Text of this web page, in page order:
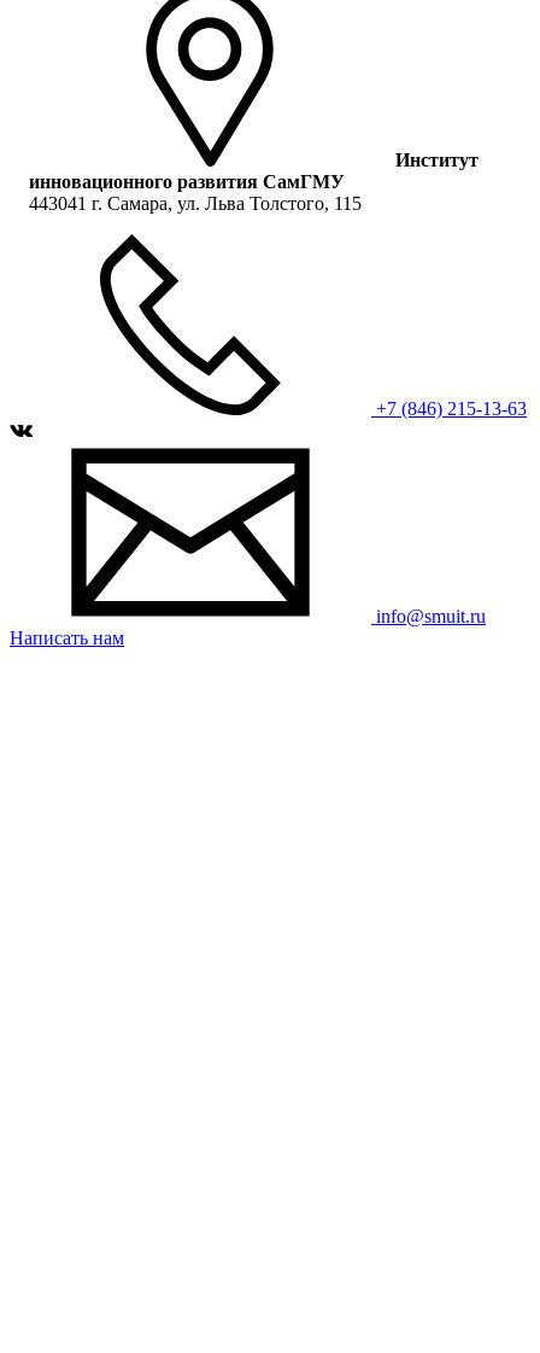
Институт
инновационного развития СамГМУ
443041 г. Самара, ул. Льва Толстого, 115
+7 (846) 215-13-63
info@smuit.ru
Написать нам